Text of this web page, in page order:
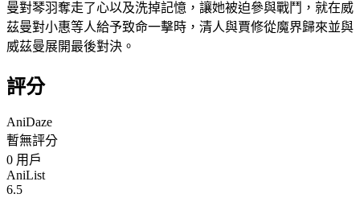
曼對琴羽奪走了心以及洗掉記憶，讓她被迫參與戰鬥，就在威
茲曼對小惠等人給予致命一擊時，清人與賈修從魔界歸來並與
威茲曼展開最後對決。
評分
AniDaze
暫無評分
0 用戶
AniList
6.5